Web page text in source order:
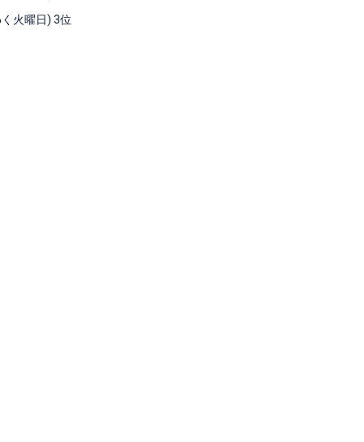
火曜日) 3位